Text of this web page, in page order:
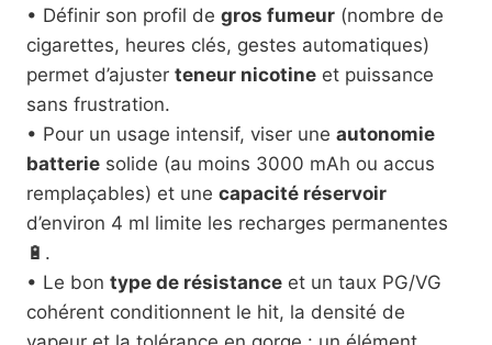
• Définir son profil de gros fumeur (nombre de
cigarettes, heures clés, gestes automatiques)
permet d’ajuster teneur nicotine et puissance
sans frustration.
• Pour un usage intensif, viser une autonomie
batterie solide (au moins 3000 mAh ou accus
remplaçables) et une capacité réservoir
d’environ 4 ml limite les recharges permanentes
🔋.
• Le bon type de résistance et un taux PG/VG
cohérent conditionnent le hit, la densité de